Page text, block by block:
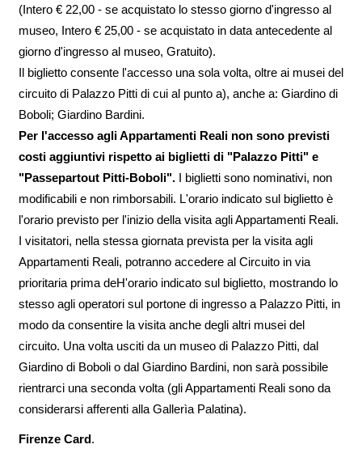
(Intero € 22,00 - se acquistato lo stesso giorno d'ingresso al
museo, Intero € 25,00 - se acquistato in data antecedente al
giorno d'ingresso al museo, Gratuito).
Il biglietto consente l'accesso una sola volta, oltre ai musei del
circuito di Palazzo Pitti di cui al punto a), anche a: Giardino di
Boboli; Giardino Bardini.
Per l'accesso agli Appartamenti Reali non sono previsti
costi aggiuntivi rispetto ai biglietti di "Palazzo Pitti" e
"Passepartout Pitti-Boboli".I biglietti sono nominativi, non
modificabili e non rimborsabili. L'orario indicato sul biglietto è
l'orario previsto per l'inizio della visita agli Appartamenti Reali.
I visitatori, nella stessa giornata prevista per la visita agli
Appartamenti Reali, potranno accedere al Circuito in via
prioritaria prima deH'orario indicato sul biglietto, mostrando lo
stesso agli operatori sul portone di ingresso a Palazzo Pitti, in
modo da consentire la visita anche degli altri musei del
circuito. Una volta usciti da un museo di Palazzo Pitti, dal
Giardino di Boboli o dal Giardino Bardini, non sarà possibile
rientrarci una seconda volta (gli Appartamenti Reali sono da
considerarsi afferenti alla Gallerìa Palatina).
Firenze Card.